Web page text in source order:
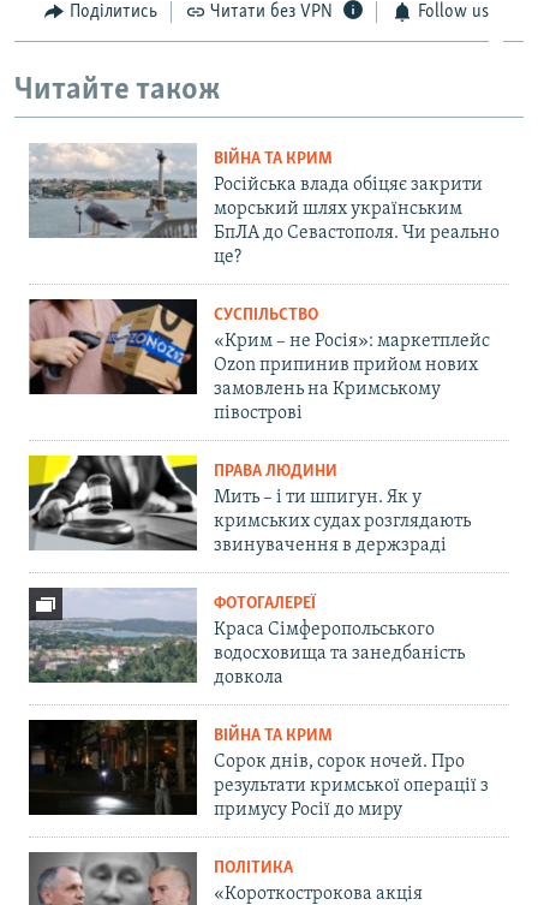
Поділитись Читати без VPN Follow us
Читайте також
ВІЙНА ТА КРИМ
Російська влада обіцяє закрити
морський шлях українським
БпЛА до Севастополя. Чи реально
це?
СУСПІЛЬСТВО
«Крим – не Росія»: маркетплейс
Ozon припинив прийом нових
замовлень на Кримському
півострові
ПРАВА ЛЮДИНИ
Мить – і ти шпигун. Як у
кримських судах розглядають
звинувачення в держзраді
ФОТОГАЛЕРЕЇ
Краса Сімферопольського
водосховища та занедбаність
довкола
ВІЙНА ТА КРИМ
Сорок днів, сорок ночей. Про
результати кримської операції з
примусу Росії до миру
ПОЛІТИКА
«Короткострокова акція